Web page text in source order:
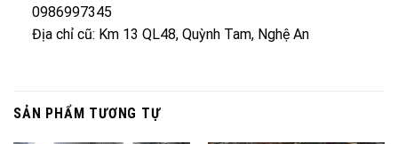
0986997345
Địa chỉ cũ: Km 13 QL48, Quỳnh Tam, Nghệ An
SẢN PHẨM TƯƠNG TỰ